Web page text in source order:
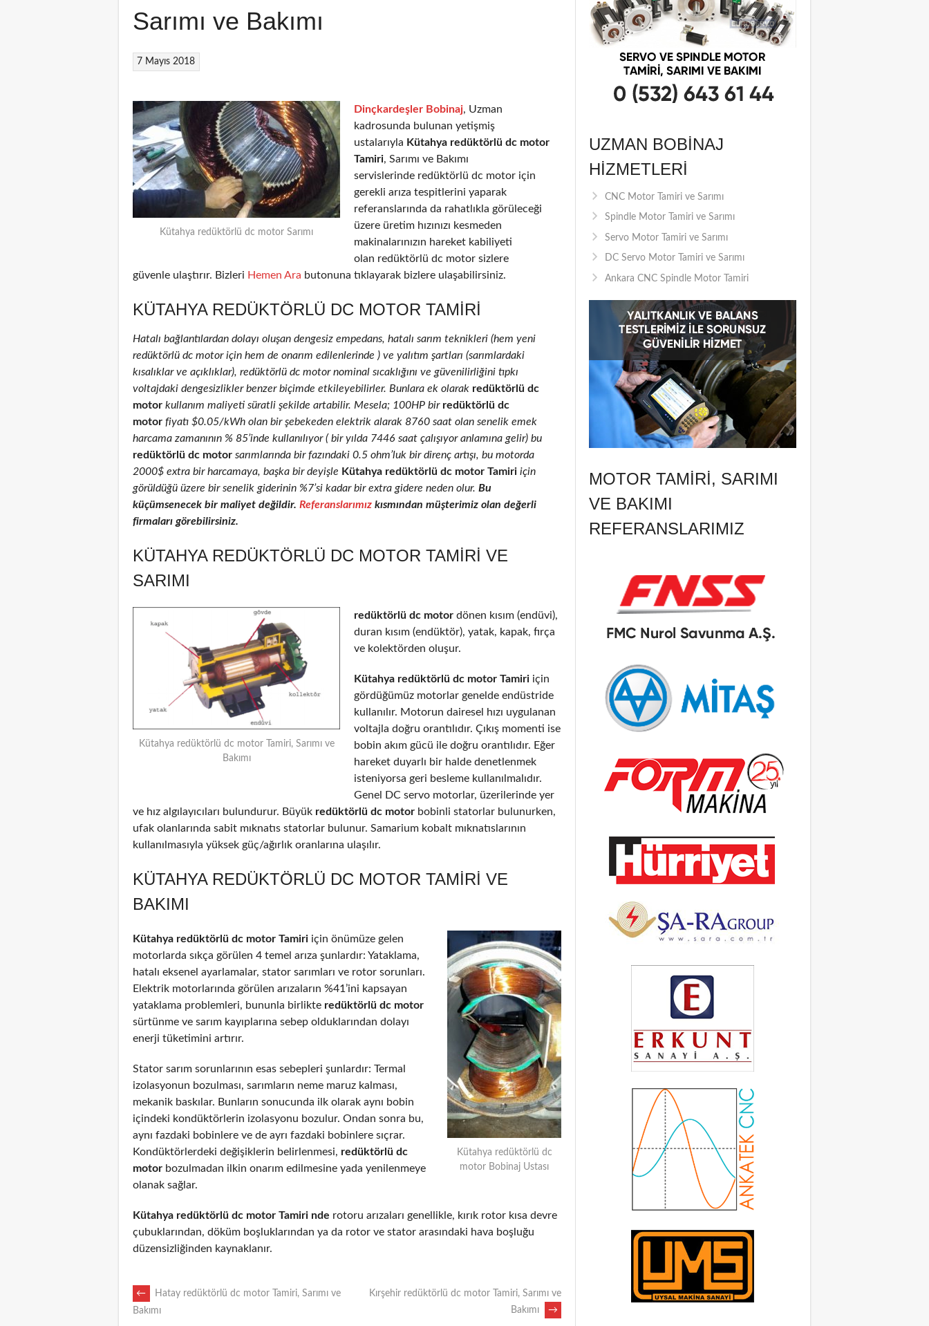
Sarımı ve Bakımı
7 Mayıs 2018
Kütahya redüktörlü dc motor Sarımı
Dinçkardeşler Bobinaj, Uzman
kadrosunda bulunan yetişmiş
ustalarıyla Kütahya redüktörlü dc motor
Tamiri, Sarımı ve Bakımı
servislerinde redüktörlü dc motor için
gerekli arıza tespitlerini yaparak
referanslarında da rahatlıkla görüleceği
üzere üretim hızınızı kesmeden
makinalarınızın hareket kabiliyeti
olan redüktörlü dc motor sizlere
güvenle ulaştırır. Bizleri Hemen Ara butonuna tıklayarak bizlere ulaşabilirsiniz.
KÜTAHYA REDÜKTÖRLÜ DC MOTOR TAMIRI
Hatalı bağlantılardan dolayı oluşan dengesiz empedans, hatalı sarım teknikleri (hem yeni
redüktörlü dc motor için hem de onarım edilenlerinde ) ve yalıtım şartları (sarımlardaki
kısalıklar ve açıklıklar), redüktörlü dc motor nominal sıcaklığını ve güvenilirliğini tıpkı
voltajdaki dengesizlikler benzer biçimde etkileyebilirler. Bunlara ek olarak redüktörlü dc
motor kullanım maliyeti süratli şekilde artabilir. Mesela; 100HP birredüktörlü dc
motor fiyatı $0.05/kWh olan bir şebekeden elektrik alarak 8760 saat olan senelik emek
harcama zamanının % 85’inde kullanılıyor ( bir yılda 7446 saat çalışıyor anlamına gelir) bu
redüktörlü dc motor sarımlarında bir fazındaki 0.5 ohm’luk bir direnç artışı, bu motorda
2000$ extra bir harcamaya, başka bir deyişle Kütahya redüktörlü dc motor Tamiri için
görüldüğü üzere bir senelik giderinin %7’si kadar bir extra gidere neden olur. Bu
küçümsenecek bir maliyet değildir. Referanslarımız kısmından müşterimiz olan değerli
firmaları görebilirsiniz.
KÜTAHYA REDÜKTÖRLÜ DC MOTOR TAMIRI VE
SARIMI
Kütahya redüktörlü dc motor Tamiri, Sarımı ve
Bakımı
redüktörlü dc motor dönen kısım (endüvi),
duran kısım (endüktör), yatak, kapak, fırça
ve kolektörden oluşur.
Kütahya redüktörlü dc motor Tamiri için
gördüğümüz motorlar genelde endüstride
kullanılır. Motorun dairesel hızı uygulanan
voltajla doğru orantılıdır. Çıkış momenti ise
bobin akım gücü ile doğru orantılıdır. Eğer
hareket duyarlı bir halde denetlenmek
isteniyorsa geri besleme kullanılmalıdır.
Genel DC servo motorlar, üzerilerinde yer
ve hız algılayıcıları bulundurur. Büyük redüktörlü dc motor bobinli statorlar bulunurken,
ufak olanlarında sabit mıknatıs statorlar bulunur. Samarium kobalt mıknatıslarının
kullanılmasıyla yüksek güç/ağırlık oranlarına ulaşılır.
KÜTAHYA REDÜKTÖRLÜ DC MOTOR TAMIRI VE
BAKIMI
Kütahya redüktörlü dc
motor Bobinaj Ustası
Kütahya redüktörlü dc motor Tamiri için önümüze gelen
motorlarda sıkça görülen 4 temel arıza şunlardır: Yataklama,
hatalı eksenel ayarlamalar, stator sarımları ve rotor sorunları.
Elektrik motorlarında görülen arızaların %41’ini kapsayan
yataklama problemleri, bununla birlikte redüktörlü dc motor
sürtünme ve sarım kayıplarına sebep olduklarından dolayı
enerji tüketimini artırır.
Stator sarım sorunlarının esas sebepleri şunlardır: Termal
izolasyonun bozulması, sarımların neme maruz kalması,
mekanik baskılar. Bunların sonucunda ilk olarak aynı bobin
içindeki kondüktörlerin izolasyonu bozulur. Ondan sonra bu,
aynı fazdaki bobinlere ve de ayrı fazdaki bobinlere sıçrar.
Kondüktörlerdeki değişiklerin belirlenmesi, redüktörlü dc
motor bozulmadan ilkin onarım edilmesine yada yenilenmeye
olanak sağlar.
Kütahya redüktörlü dc motor Tamiri nde rotoru arızaları genellikle, kırık rotor kısa devre
çubuklarından, döküm boşluklarından ya da rotor ve stator arasındaki hava boşluğu
düzensizliğinden kaynaklanır.
POST
←
Hatay redüktörlü dc motor Tamiri, Sarımı ve
Bakımı
Kırşehir redüktörlü dc motor Tamiri, Sarımı ve
Bakımı
→
UZMAN BOBINAJ
HIZMETLERI
CNC Motor Tamiri ve Sarımı
Spindle Motor Tamiri ve Sarımı
Servo Motor Tamiri ve Sarımı
DC Servo Motor Tamiri ve Sarımı
Ankara CNC Spindle Motor Tamiri
MOTOR TAMIRI, SARIMI
VE BAKIMI
REFERANSLARIMIZ